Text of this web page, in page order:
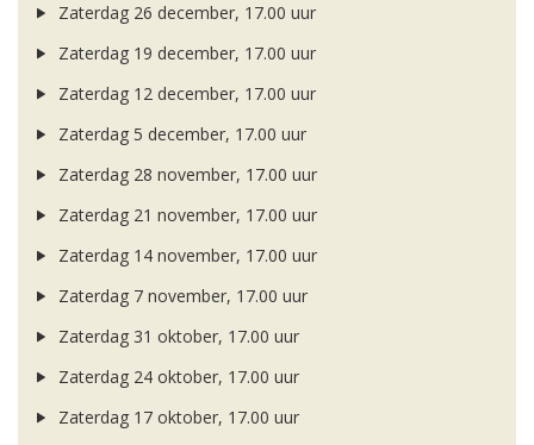
Zaterdag 26 december, 17.00 uur
Zaterdag 19 december, 17.00 uur
Zaterdag 12 december, 17.00 uur
Zaterdag 5 december, 17.00 uur
Zaterdag 28 november, 17.00 uur
Zaterdag 21 november, 17.00 uur
Zaterdag 14 november, 17.00 uur
Zaterdag 7 november, 17.00 uur
Zaterdag 31 oktober, 17.00 uur
Zaterdag 24 oktober, 17.00 uur
Zaterdag 17 oktober, 17.00 uur